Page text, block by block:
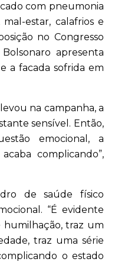
com pneumonia
estar, calafrios e
no Congresso
apresenta
a facada sofrida em
na campanha, a
sensível. Então,
emocional, a
complicando”,
de saúde físico
“É evidente
humilhação, traz um
traz uma série
o estado